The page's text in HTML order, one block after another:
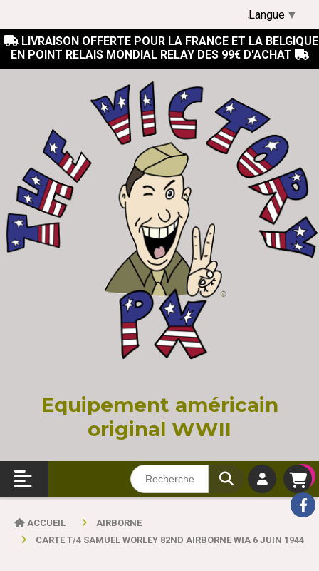
 LIVRAISON OFFERTE POUR LA FRANCE ET LA BELGIQUE
EN POINT RELAIS MONDIAL RELAY DES 99€ D'ACHAT 
Equipement américain
original WWII
ACCUEIL
AIRBORNE
CARTE T/4 SAMUEL WORLEY 82ND AIRBORNE WIA 6 JUIN 1944
Langue ▼